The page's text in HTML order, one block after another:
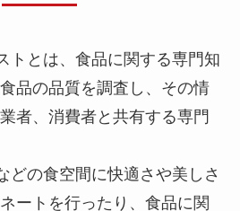
トとは、食品に関する専門知
品の品質を調査し、その情
者、消費者と共有する専門
どの食空間に快適さや美しさ
ートを行ったり、食品に関